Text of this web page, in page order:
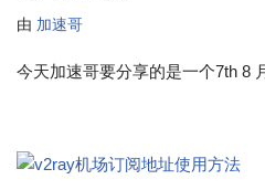
由 加速哥
今天加速哥要分享的是一个7th 8